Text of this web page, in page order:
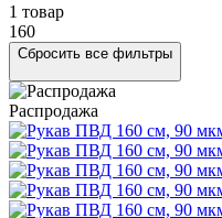
1 товар
160
Сбросить все фильтры
Распродажа